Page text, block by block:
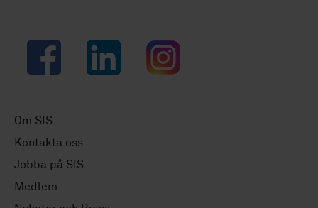
Facebook LinkedIn Instagram
Om SIS
Kontakta oss
Jobba på SIS
Medlem